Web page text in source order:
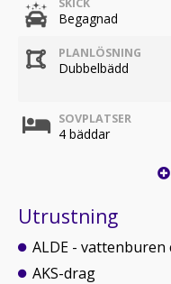
SKICK
Begagnad
PLANLÖSNING
Dubbelbädd
SOVPLATSER
4 bäddar
Utrustning
ALDE - vattenburen
AKS-drag